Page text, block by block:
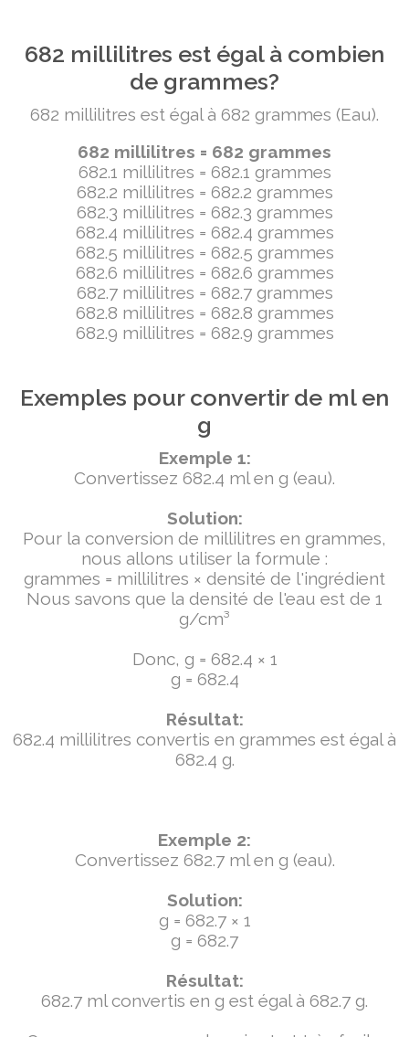
682 millilitres est égal à combien
de grammes?
682 millilitres est égal à 682 grammes (Eau).
682 millilitres = 682 grammes
682.1 millilitres = 682.1 grammes
682.2 millilitres = 682.2 grammes
682.3 millilitres = 682.3 grammes
682.4 millilitres = 682.4 grammes
682.5 millilitres = 682.5 grammes
682.6 millilitres = 682.6 grammes
682.7 millilitres = 682.7 grammes
682.8 millilitres = 682.8 grammes
682.9 millilitres = 682.9 grammes
Exemples pour convertir de ml en
g
Exemple 1:
Convertissez 682.4 ml en g (eau).
Solution:
Pour la conversion de millilitres en grammes,
nous allons utiliser la formule :
grammes = millilitres × densité de l'ingrédient
Nous savons que la densité de l'eau est de 1
g/cm³
Donc, g = 682.4 × 1
g = 682.4
Résultat:
682.4 millilitres convertis en grammes est égal à
682.4 g.
Exemple 2:
Convertissez 682.7 ml en g (eau).
Solution:
g = 682.7 × 1
g = 682.7
Résultat:
682.7 ml convertis en g est égal à 682.7 g.